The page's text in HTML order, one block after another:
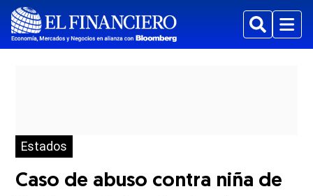
BuscarMenu
Estados
Caso de abuso contra niña de